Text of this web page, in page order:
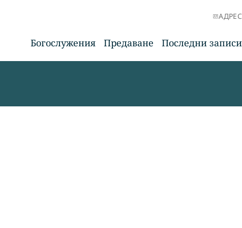
АДРЕС
Богослужения Предаване Последни записи